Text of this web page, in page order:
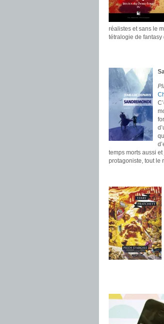
réalistes et sans le
tétralogie de
temps morts aussi
protagoniste, tout le